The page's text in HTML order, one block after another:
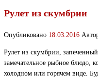
Рулет из скумбрии
Опубликовано 18.03.2016
Рулет из скумбрии,
замечательное рыбное блюдо,
холодном или горячем виде.